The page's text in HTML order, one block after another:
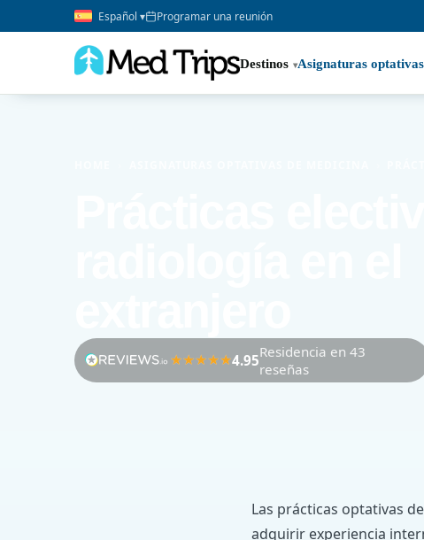
Español ▾ Programar una reunión
Destinos Asignaturas optativas
4.95Residencia en 43
reseñas
Las prácticas optativas
adquirir experiencia